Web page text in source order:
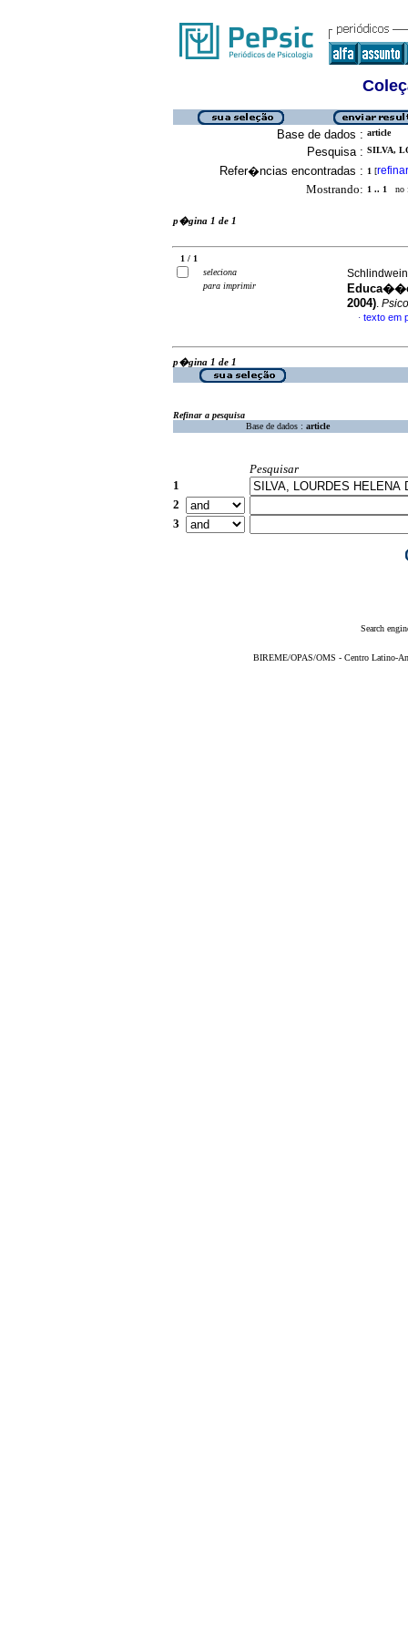
Base de dados : article
Pesquisa : SILVA,
Refer�ncias encontradas : 1 [refinar
Mostrando: 1 .. 1 no
p�gina 1 de 1
1 / 1
seleciona
para imprimir
2004).
· texto em
p�gina 1 de 1
Refinar a pesquisa
Base de dados : article
Pesquisar
1
2
3
Search
BIREME/OPAS/OMS - Centro Latino-